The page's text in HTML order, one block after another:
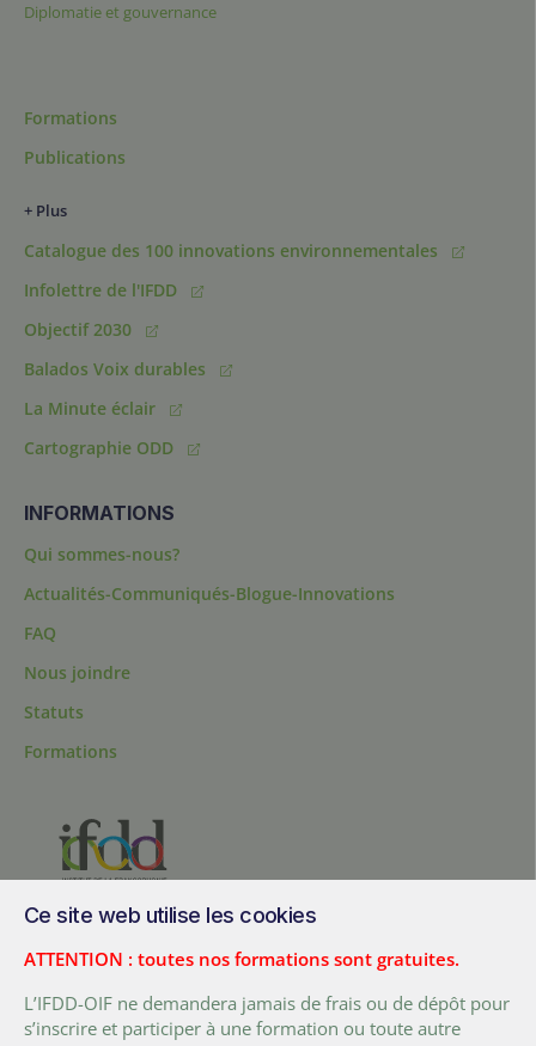
Diplomatie et gouvernance
Formations
Publications
+ Plus
Catalogue des 100 innovations environnementales
Infolettre de l'IFDD
Objectif 2030
Balados Voix durables
La Minute éclair
Cartographie ODD
INFORMATIONS
Qui sommes-nous?
Actualités-Communiqués-Blogue-Innovations
FAQ
Nous joindre
Statuts
Formations
Canada
Tél. :+ (1) 418 692 5727
Fax :+ (1) 418 692 5644
Ce site web utilise les cookies
ATTENTION : toutes nos formations sont gratuites.
L’IFDD-OIF ne demandera jamais de frais ou de dépôt pour
s’inscrire et participer à une formation ou toute autre